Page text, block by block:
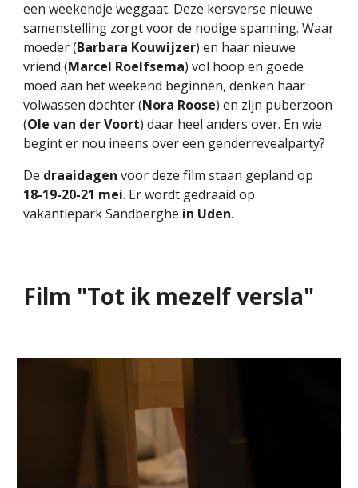
een weekendje weggaat. Deze kersverse nieuwe
samenstelling zorgt voor de nodige spanning. Waar
moeder (Barbara Kouwijzer) en haar nieuwe
vriend (Marcel Roelfsema) vol hoop en goede
moed aan het weekend beginnen, denken haar
volwassen dochter (Nora Roose) en zijn puberzoon
(Ole van der Voort) daar heel anders over. En wie
begint er nou ineens over een genderrevealparty?
De draaidagen voor deze film staan gepland op
18-19-20-21 mei. Er wordt gedraaid op
vakantiepark Sandberghe in Uden.
Film "Tot ik mezelf versla"